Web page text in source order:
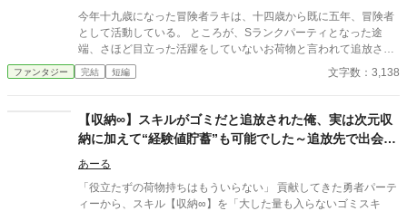
今年十九歳になった冒険者ラキは、十四歳から既に五年、冒険者
として活動している。 ところが、Sランクパーティとなった途
端、さほど目立った活躍をしていないお荷物と言われて追放され
てしまう。 しかしパーティがSランクに昇格出来たのは、ラキの
豪運スキルのおかげだった。 強力なスキルの代償として、口外出
ないラキは、裏切られたショックで人間嫌いになってしまう。 そ
んな彼が出会ったのが、ケモノ族と蔑まれる、狼族の少女ユメだ
った。 一方、ラキの抜けたパーティはこんなはずでは……という
出来事の連続で、崩壊して行くのであった。
ファンタジー 完結 短編 文字数：3,138
【収納∞】スキルがゴミだと追放された俺、実は次元収
納に加えて“経験値貯蓄”も可能でした～追放先で出会っ
たもふもふスライムと伝説の竜を育成〜
あーる
「役立たずの荷物持ちはもういらない」 貢献してきた勇者パーテ
ィーから、スキル【収納∞】を「大した量も入らないゴミスキ